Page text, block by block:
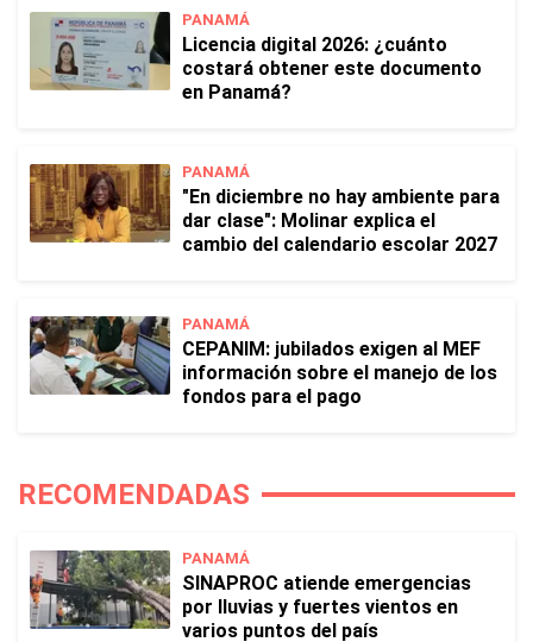
PANAMÁ
Licencia digital 2026: ¿cuánto
costará obtener este documento
en Panamá?
PANAMÁ
"En diciembre no hay ambiente para
dar clase": Molinar explica el
cambio del calendario escolar 2027
PANAMÁ
CEPANIM: jubilados exigen al MEF
información sobre el manejo de los
fondos para el pago
RECOMENDADAS
PANAMÁ
SINAPROC atiende emergencias
por lluvias y fuertes vientos en
varios puntos del país